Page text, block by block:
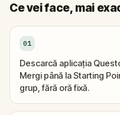
Ce vei face, mai
01
Descarcă aplicația
Mergi până la Starting
grup, fără oră fixă.